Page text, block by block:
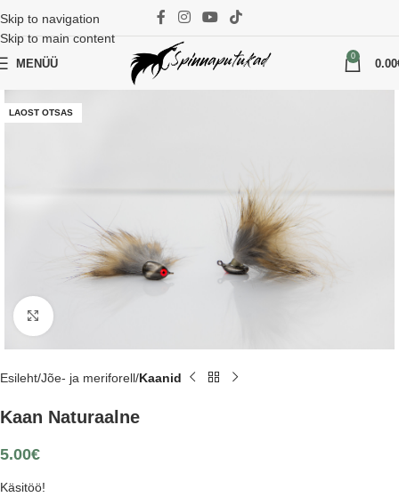
Skip to navigation
Skip to main content
MENÜÜ
0
0.00
LAOST OTSAS
Esileht Jõe- ja meriforell Kaanid
Kaan Naturaalne
5.00€
Käsitöö!